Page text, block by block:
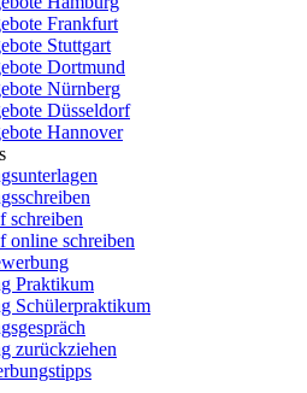
Frankfurt
Stuttgart
Dortmund
Nürnberg
Düsseldorf
Hannover
schreiben
online schreiben
Praktikum
Schülerpraktikum
zurückziehen